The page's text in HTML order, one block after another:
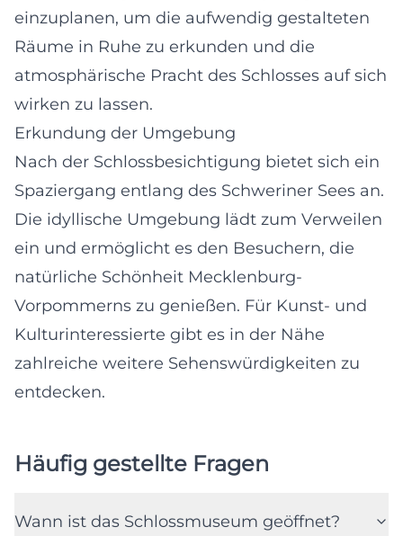
einzuplanen, um die aufwendig gestalteten
Räume in Ruhe zu erkunden und die
atmosphärische Pracht des Schlosses auf sich
wirken zu lassen.
Erkundung der Umgebung
Nach der Schlossbesichtigung bietet sich ein
Spaziergang entlang des Schweriner Sees an.
Die idyllische Umgebung lädt zum Verweilen
ein und ermöglicht es den Besuchern, die
natürliche Schönheit Mecklenburg-
Vorpommerns zu genießen. Für Kunst- und
Kulturinteressierte gibt es in der Nähe
zahlreiche weitere Sehenswürdigkeiten zu
entdecken.
Häufig gestellte Fragen
Wann ist das Schlossmuseum geöffnet?